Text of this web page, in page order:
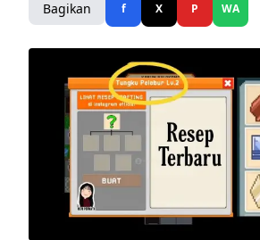
Bagikan f X P WA